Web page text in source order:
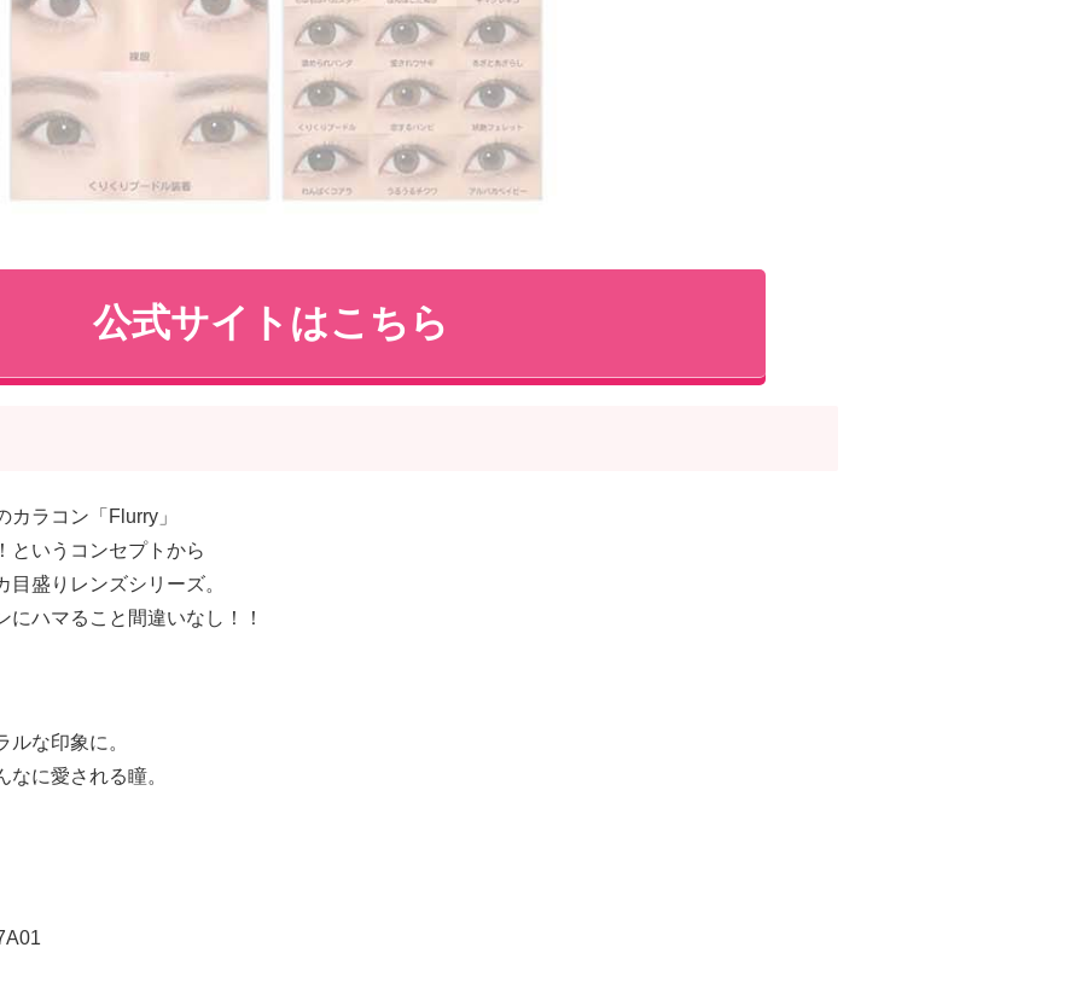
公式サイトはこちら
カラコン「Flurry」
というコンセプトから
盛りレンズシリーズ。
ハマること間違いなし！！
な印象に。
に愛される瞳。